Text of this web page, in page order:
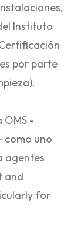
Instituto
por parte
OMS -
como uno
agentes
and
for